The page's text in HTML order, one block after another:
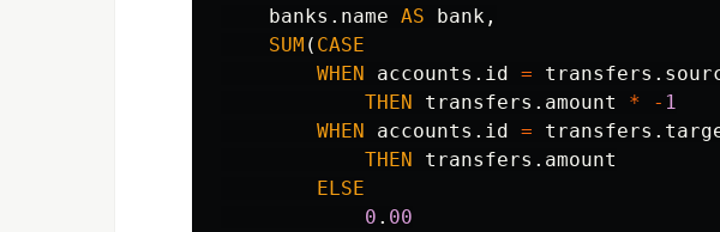
banks . name AS bank ,
SUM ( CASE
WHEN
accounts . id = transfers .
THEN
transfers . amount * - 1
WHEN
accounts . id = transfers .
THEN
transfers . amount
ELSE
0 . 00